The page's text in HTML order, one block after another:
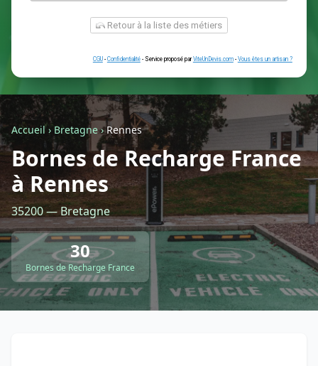
Une simple prise
Je ne sais pas encore
Autre
Retour à la liste des métiers
CGU-Confidentialité- Service proposé parViteUnDevis.com-Vous
Accueil› Bretagne›Rennes
Bornes de Recharge France
à Rennes
35200 — Bretagne
30
Bornes de Recharge France